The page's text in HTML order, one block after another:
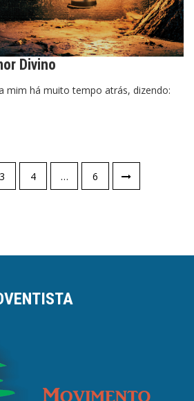
Divino
mim há muito tempo atrás, dizendo:
3 4 … 6